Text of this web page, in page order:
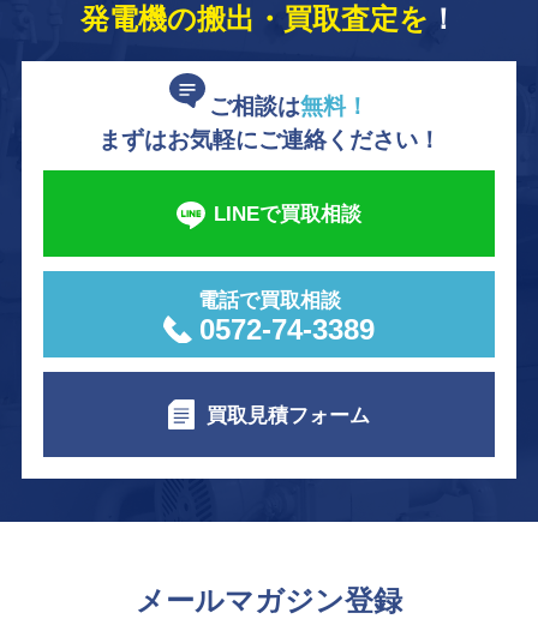
発電機の搬出・買取査定を ！
ご相談は無料！
まずはお気軽にご連絡ください！
LINEで買取相談
電話で買取相談
0572-74-3389
買取見積フォーム
メールマガジン登録